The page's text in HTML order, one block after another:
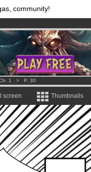
community!
comics & mangas!.
per month !Get membership
1 > P. 30
screen Thumbnails